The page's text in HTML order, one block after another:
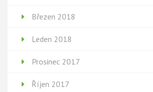
Březen 2018
Leden 2018
Prosinec 2017
Říjen 2017